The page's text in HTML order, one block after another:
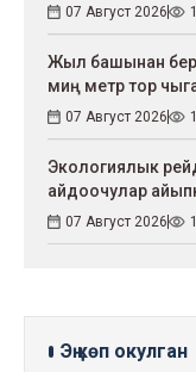
07 Август 2026
Жыл башынан
миң метр тор
07 Август 2026
Экологиялык
айдоочулар
07 Август 2026
Эң көп окулган